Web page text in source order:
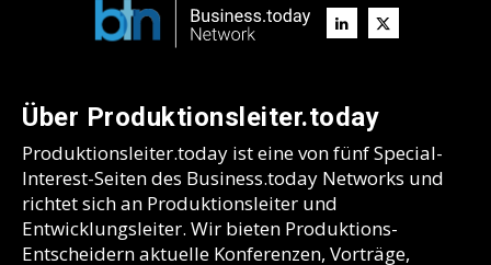
Über Produktionsleiter.today
Produktionsleiter.today ist eine von fünf Special-
Interest-Seiten des Business.today Networks und
richtet sich an Produktionsleiter und
Entwicklungsleiter. Wir bieten Produktions-
Entscheidern aktuelle Konferenzen, Vorträge,